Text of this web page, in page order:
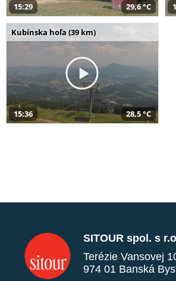
15:29 29,6 °C
Kubínska hoľa (39 km)
15:36 28,5 °C
SITOUR spol. s
Terézie Vansovej
974 01 Banská